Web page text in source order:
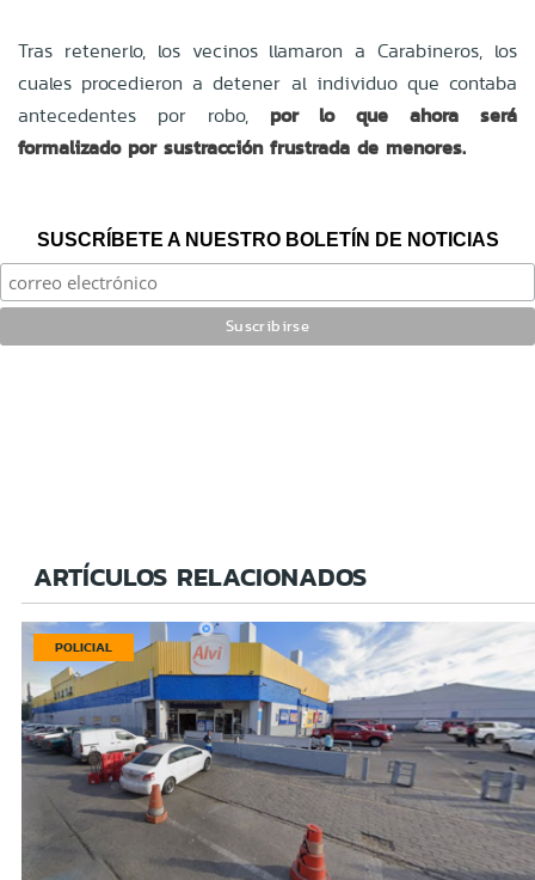
Tras retenerlo, los vecinos llamaron a Carabineros, los
cuales procedieron a detener al individuo que contaba
antecedentes por robo, por lo que ahora será
formalizado por sustracción frustrada de menores.
SUSCRÍBETE A NUESTRO BOLETÍN DE NOTICIAS
ARTÍCULOS RELACIONADOS
POLICIAL